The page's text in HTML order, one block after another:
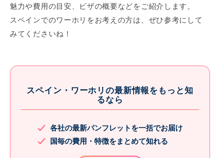
魅力や費用の目安、ビザの概要などをご紹介します。
スペインでのワーホリをお考えの方は、ぜひ参考にして
みてくださいね！
スペイン・ワーホリの最新情報をもっと知
るなら
各社の最新パンフレットを一括でお届け
国毎の費用・特徴をまとめて知れる